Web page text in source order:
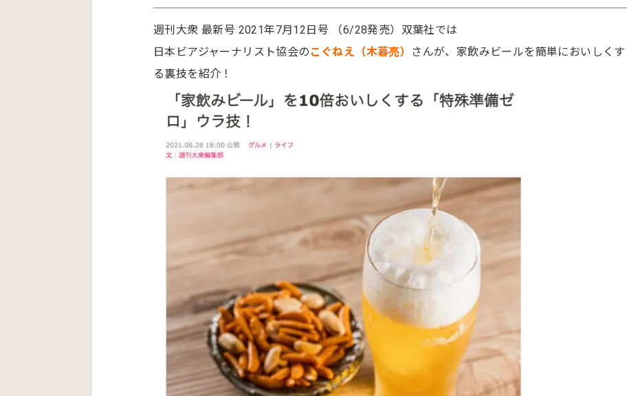
週刊大衆 最新号 2021年7月12日号 （6/28発売）双葉社では
日本ビアジャーナリスト協会の こぐねえ（木暮亮） さんが、家飲みビールを簡単においしくす
る裏技を紹介！